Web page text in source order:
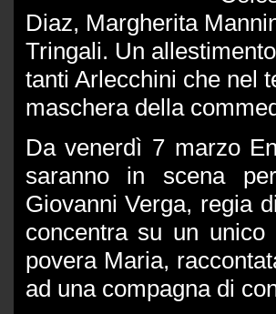
Diaz, Margherita
Tringali. Un
tanti Arlecchini che nel
maschera della
Da venerdì 7 marzo
saranno in scena
Giovanni Verga, regia
concentra su un
povera Maria,
ad una compagna di